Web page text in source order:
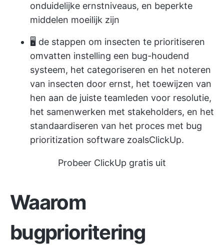
onduidelijke ernstniveaus, en beperkte
middelen moeilijk zijn
🖥️ de stappen om insecten te prioritiseren
omvatten instelling een bug-houdend
systeem, het categoriseren en het noteren
van insecten door ernst, het toewijzen van
hen aan de juiste teamleden voor resolutie,
het samenwerken met stakeholders, en het
standaardiseren van het proces met bug
prioritization software zoalsClickUp.
Probeer ClickUp gratis uit
Waarom
bugprioritering